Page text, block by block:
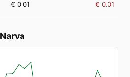
€ 0.01 € 0.01
Narva